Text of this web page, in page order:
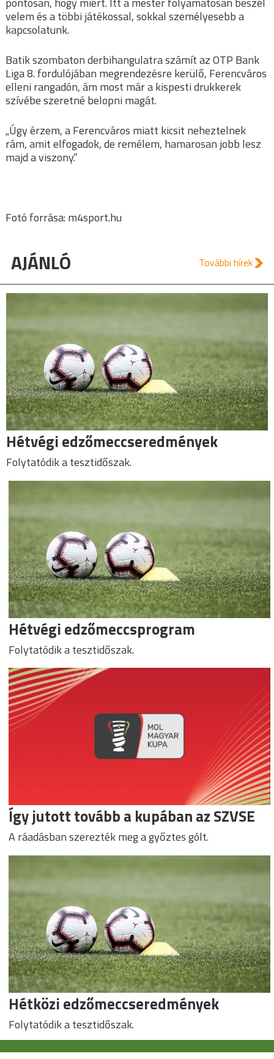
velem és a többi játékossal, sokkal személyesebb a
kapcsolatunk.
Batik szombaton derbihangulatra számít az OTP Bank
Liga 8. fordulójában megrendezésre kerülő, Ferencváros
elleni rangadón, ám most már a kispesti drukkerek
szívébe szeretné belopni magát.
„Úgy érzem, a Ferencváros miatt kicsit neheztelnek
rám, amit elfogadok, de remélem, hamarosan jobb lesz
majd a viszony.”
Fotó forrása: m4sport.hu
AJÁNLÓ További hírek
Hétvégi edzőmeccseredmények
Folytatódik a tesztidőszak.
Hétvégi edzőmeccsprogram
Folytatódik a tesztidőszak.
Így jutott tovább a kupában az SZVSE
A ráadásban szerezték meg a győztes gólt.
Hétközi edzőmeccseredmények
Folytatódik a tesztidőszak.